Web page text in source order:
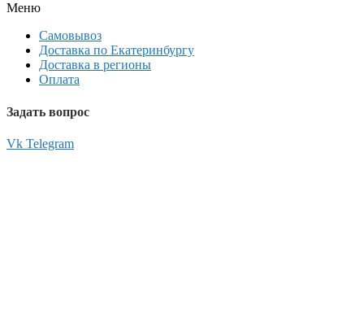
Меню
Самовывоз
Доставка по Екатеринбургу
Доставка в регионы
Оплата
Задать вопрос
Vk Telegram